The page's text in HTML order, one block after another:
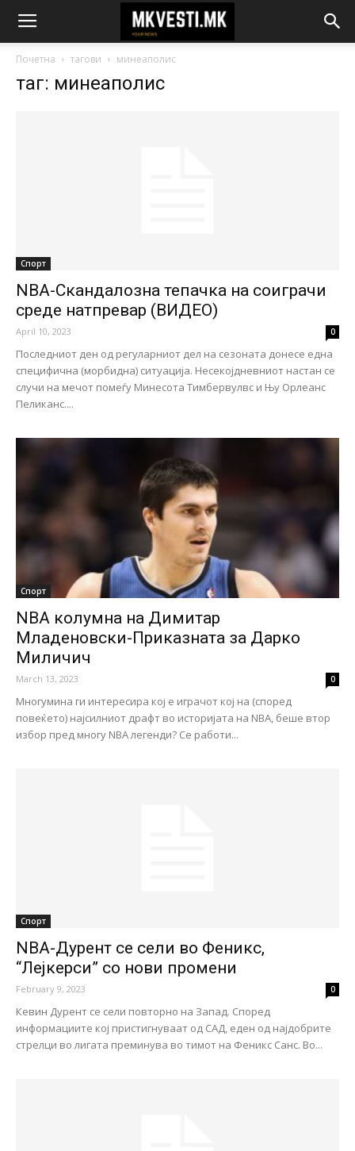
Почетна тагови минеаполис
таг: минеаполис
Спорт
NBA-Скандалозна тепачка на соиграчи
среде натпревар (ВИДЕО)
April 10, 2023 0
Последниот ден од регуларниот дел на сезоната донесе една
специфична (морбидна) ситуација. Несекојдневниот настан се
случи на мечот помеѓу Минесота Тимбервулвс и Њу Орлеанс
Пеликанс....
Спорт
NBA колумна на Димитар
Младеновски-Приказната за Дарко
Миличич
March 13, 2023 0
Многумина ги интересира кој е играчот кој на (според
повеќето) најсилниот драфт во историјата на NBA, беше втор
избор пред многу NBA легенди? Се работи...
Спорт
NBA-Дурент се сели во Феникс,
“Лејкерси” со нови промени
February 9, 2023 0
Кевин Дурент се сели повторно на Запад. Според
информациите кој пристигнуваат од САД, еден од најдобрите
стрелци во лигата преминува во тимот на Феникс Санс. Во...